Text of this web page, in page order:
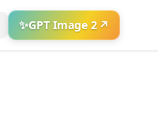
✨GPT Image 2 ↗